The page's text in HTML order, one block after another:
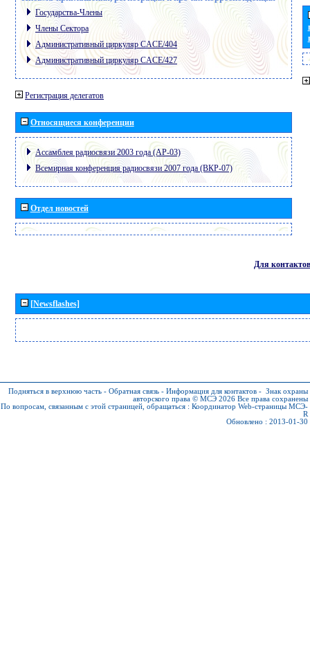
Государства-Члены
Члены Сектора
Административный циркуляр CACE/404
Административный циркуляр CACE/427
Регистрация делегатов
Относящиеся конференции
Ассамблея радиосвязи 2003 года (АР-03)
Всемирная конференция радиосвязи 2007 года (ВКР-07)
Отдел новостей
Для контактов
[Newsflashes]
Подняться в верхнюю часть - Обратная связь - Информация для контактов - Знак охраны
авторского права © МСЭ 2026 Все права сохранены
По вопросам, связанным с этой страницей, обращаться : Координатор Web-страницы МСЭ-
R
Обновлено : 2013-01-30